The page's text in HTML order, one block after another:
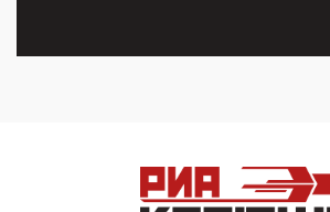
входМошенники активно
Госуслугах уме...